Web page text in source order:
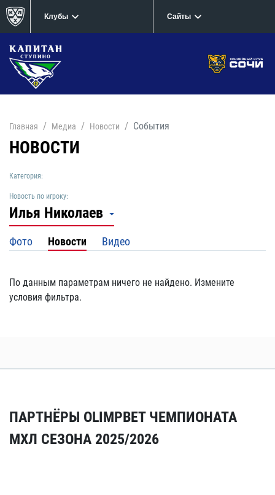
Клубы Сайты
Главная Медиа Новости События
НОВОСТИ
Категория:
Новость по игроку:
Илья Николаев
Фото Новости Видео
По данным параметрам ничего не найдено. Измените
условия фильтра.
ПАРТНЁРЫ OLIMPBET ЧЕМПИОНАТА
МХЛ СЕЗОНА 2025/2026